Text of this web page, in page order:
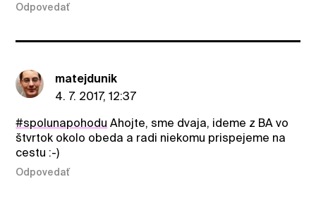
Odpovedať
matejdunik
4. 7. 2017, 12:37
#spolunapohodu Ahojte, sme dvaja, ideme z BA vo
štvrtok okolo obeda a radi niekomu prispejeme na
cestu :-)
Odpovedať